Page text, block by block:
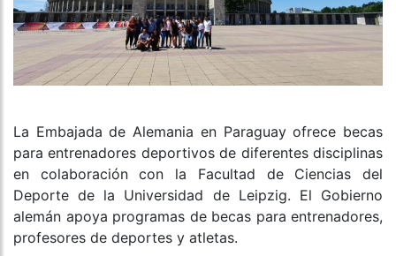
La Embajada de Alemania en Paraguay ofrece becas
para entrenadores deportivos de diferentes disciplinas
en colaboración con la Facultad de Ciencias del
Deporte de la Universidad de Leipzig. El Gobierno
alemán apoya programas de becas para entrenadores,
profesores de deportes y atletas.